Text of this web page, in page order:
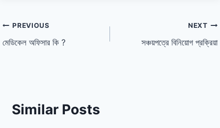
PREVIOUS
মেডিকেল অফিসার কি ?
NEXT
সঞ্চয়পত্রে বিনিয়োগ প্রক্রিয়া
Similar Posts